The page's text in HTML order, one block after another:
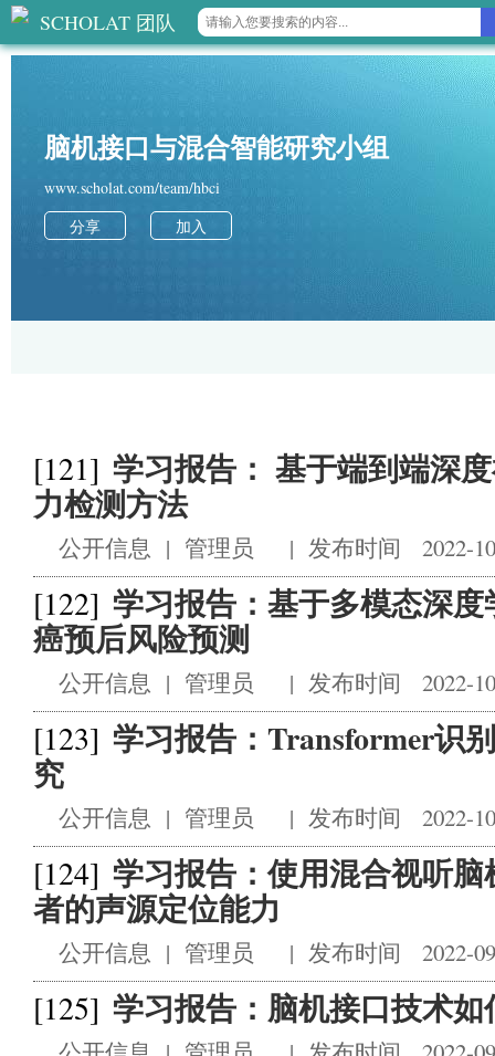
SCHOLAT 团队
脑机接口与混合智能研究小组
www.scholat.com/team/hbci
分享
加入
[121] 学习报告： 基于端到端深
力检测方法
公开信息 | 管理员 | 发布时间 2022-
[122] 学习报告：基于多模态深
癌预后风险预测
公开信息 | 管理员 | 发布时间 2022-
[123] 学习报告：Transformer识
究
公开信息 | 管理员 | 发布时间 2022-
[124] 学习报告：使用混合视听
者的声源定位能力
公开信息 | 管理员 | 发布时间 2022-
[125] 学习报告：脑机接口技术